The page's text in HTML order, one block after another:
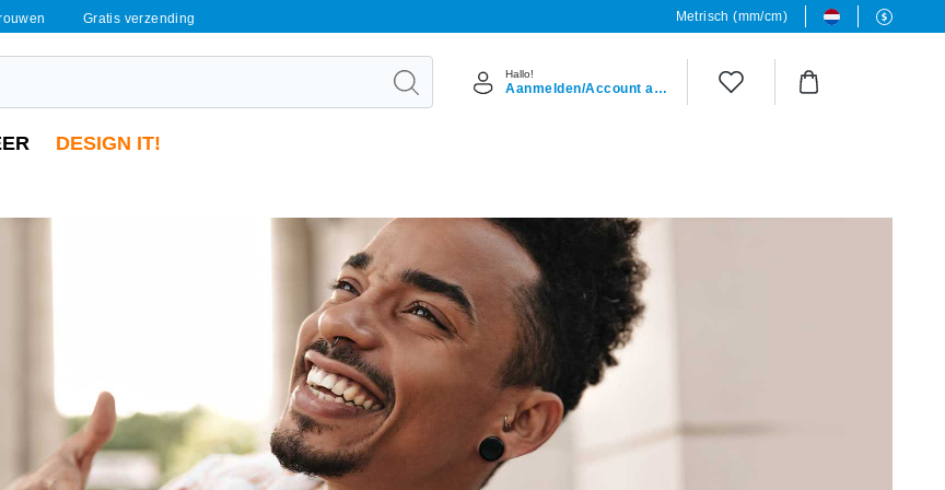
Gratis verzending Metrisch (mm/cm)
Hallo!
Aanmelden/Account aanmaken
DESIGN IT!